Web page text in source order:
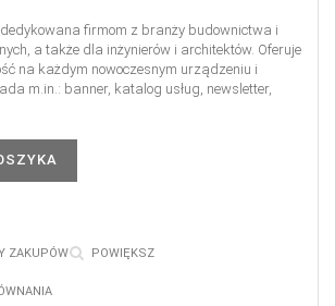
firmom z branży budownictwa i
a także dla inżynierów i architektów. Oferuje
na każdym nowoczesnym urządzeniu i
m.in.: banner, katalog usług, newsletter,
ZAKUPÓW POWIĘKSZ